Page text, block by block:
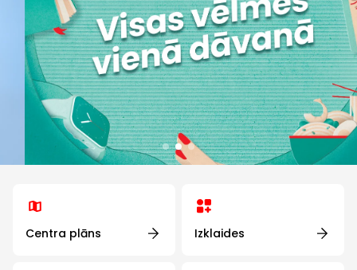
Centra plāns Izklaides